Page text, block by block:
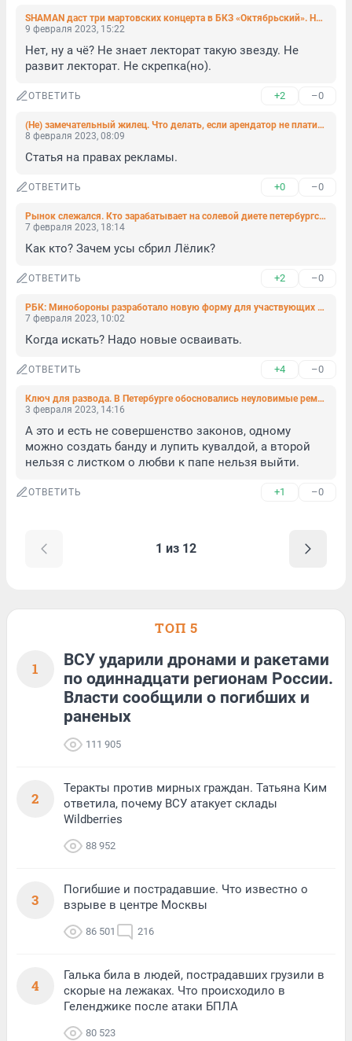
SHAMAN даст три мартовских концерта в БКЗ «Октябрьский». На два из них билетов уже нет
9 февраля 2023, 15:22
Нет, ну а чё? Не знает лекторат такую звезду. Не
развит лекторат. Не скрепка(но).
ОТВЕТИТЬ +2 –0
(Не) замечательный жилец. Что делать, если арендатор не платит за квартиру
8 февраля 2023, 08:09
Статья на правах рекламы.
ОТВЕТИТЬ +0 –0
Рынок слежался. Кто зарабатывает на солевой диете петербургского гололеда
7 февраля 2023, 18:14
Как кто? Зачем усы сбрил Лёлик?
ОТВЕТИТЬ +2 –0
РБК: Минобороны разработало новую форму для участвующих в спецоперации военных
7 февраля 2023, 10:02
Когда искать? Надо новые осваивать.
ОТВЕТИТЬ +4 –0
Ключ для развода. В Петербурге обосновались неуловимые ремонтники, которым очень нравятся ваши деньги
3 февраля 2023, 14:16
А это и есть не совершенство законов, одному
можно создать банду и лупить кувалдой, а второй
нельзя с листком о любви к папе нельзя выйти.
ОТВЕТИТЬ +1 –0
1 из 12
ТОП 5
1
ВСУ ударили дронами и ракетами
по одиннадцати регионам России.
Власти сообщили о погибших и
раненых
111 905
2
Теракты против мирных граждан. Татьяна Ким
ответила, почему ВСУ атакует склады
Wildberries
88 952
3
Погибшие и пострадавшие. Что известно о
взрыве в центре Москвы
86 501 216
4
Галька била в людей, пострадавших грузили в
скорые на лежаках. Что происходило в
Геленджике после атаки БПЛА
80 523